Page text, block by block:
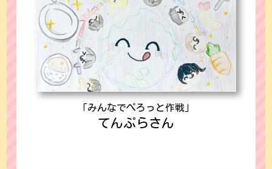
「みんなでぺろっと作戦」
てんぷらさん